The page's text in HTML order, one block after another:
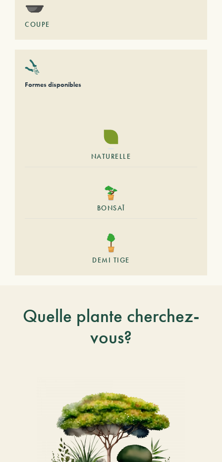
COUPE
Formes disponibles
NATURELLE
BONSAÏ
DEMI TIGE
Quelle plante cherchez-
vous?